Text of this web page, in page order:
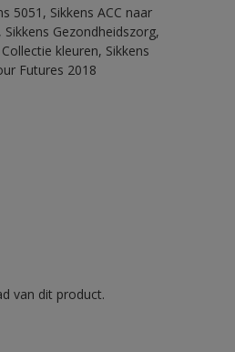
5051, Sikkens ACC naar
Gezondheidszorg,
kleuren, Sikkens
Futures 2018
van dit product.